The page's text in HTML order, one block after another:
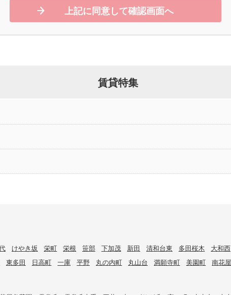
上記に同意して確認画面へ
賃貸特集
けやき坂 栄町 栄根 笹部 下加茂 新田 清和台東 多田桜木 大和西
東多田 日高町 一庫 平野 丸の内町 丸山台 満願寺町 美園町 南花